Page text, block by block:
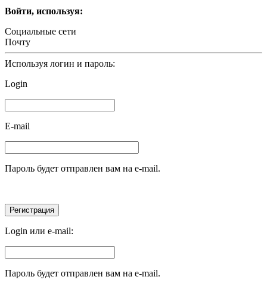
Войти, используя:
Социальные сети
Почту
Используя логин и пароль:
Login
E-mail
Пароль будет отправлен вам на e-mail.
Login или e-mail:
Пароль будет отправлен вам на e-mail.